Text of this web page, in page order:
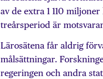
av de extra 1 110
treårsperiod är
Lärosätena får aldrig
målsättningar.
regeringen och andra